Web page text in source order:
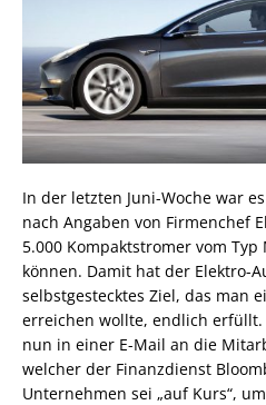
In der letzten Juni-Woche war
nach Angaben von Firmenchef
5.000 Kompaktstromer vom
können. Damit hat der Elektro-
selbstgestecktes Ziel, das man
erreichen wollte, endlich
nun in einer E-Mail an die
welcher der Finanzdienst
Unternehmen sei „auf Kurs“,